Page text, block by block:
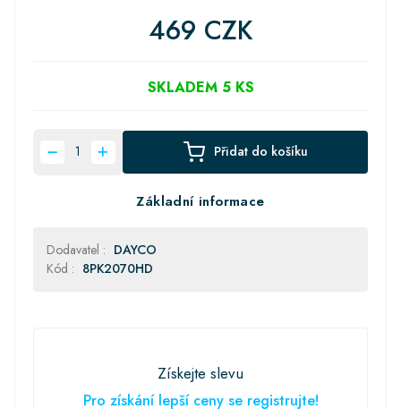
469 CZK
SKLADEM 5 KS
Přidat do košíku
Základní informace
Dodavatel : DAYCO
Kód : 8PK2070HD
Získejte slevu
Pro získání lepší ceny se registrujte!